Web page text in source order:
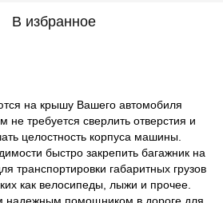
В избранное
на крышу Вашего автомобиля
не требуется сверлить отверстия и
целостность корпуса машины.
быстро закрепить багажник на
транспортировки габаритных грузов
как велосипеды, лыжи и прочее.
надежным помощником в дороге для